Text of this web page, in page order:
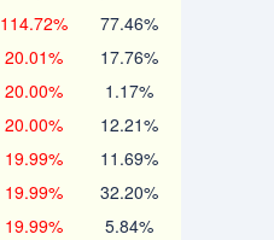
114.72% 77.46%
20.01% 17.76%
20.00% 1.17%
20.00% 12.21%
19.99% 11.69%
19.99% 32.20%
19.99% 5.84%